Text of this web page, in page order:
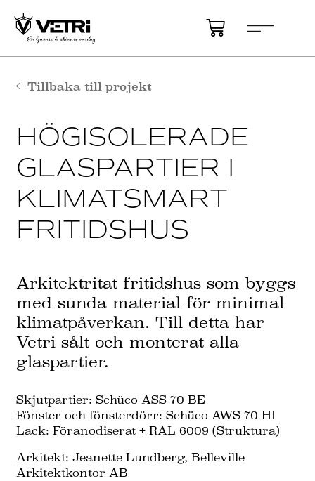
Tillbaka till projekt
HÖGISOLERADE
GLASPARTIER I
KLIMATSMART
FRITIDSHUS
Arkitektritat fritidshus som byggs
med sunda material för minimal
klimatpåverkan. Till detta har
Vetri sålt och monterat alla
glaspartier.
Skjutpartier: Schüco ASS 70 BE
Fönster och fönsterdörr: Schüco AWS 70 HI
Lack: Föranodiserat + RAL 6009 (Struktura)
Arkitekt: Jeanette Lundberg, Belleville
Arkitektkontor AB